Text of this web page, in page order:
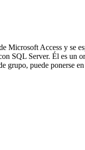
Access y se
SQL Server. Él es
grupo, puede ponerse